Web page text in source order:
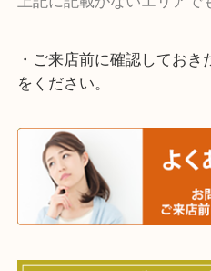
寝屋川市・門真市・伏見
交野市・井手町